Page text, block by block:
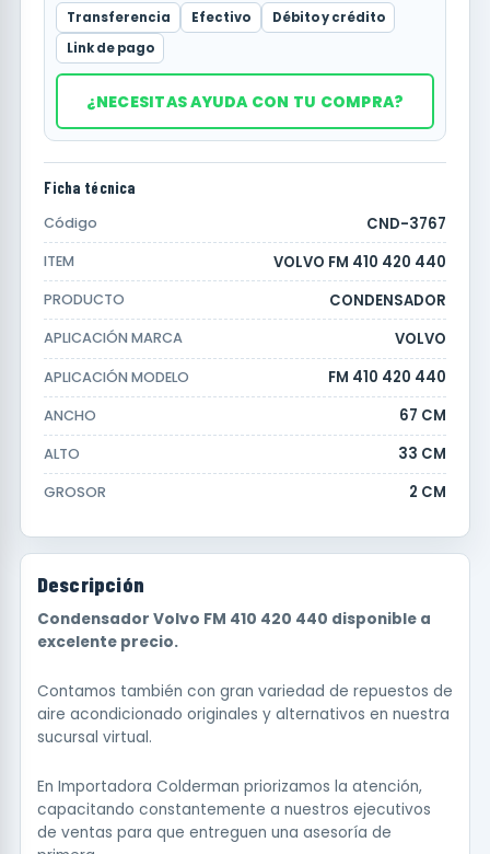
Transferencia Efectivo
Débito y crédito
Link de pago
¿NECESITAS AYUDA CON TU COMPRA?
Ficha técnica
Código CND-3767
ITEM VOLVO FM 410 420 440
PRODUCTO CONDENSADOR
APLICACIÓN MARCA VOLVO
APLICACIÓN MODELO FM 410 420 440
ANCHO 67 CM
ALTO 33 CM
GROSOR 2 CM
Descripción
Condensador Volvo FM 410 420 440 disponible a
excelente precio.
Contamos también con gran variedad de repuestos de
aire acondicionado originales y alternativos en nuestra
sucursal virtual.
En Importadora Colderman priorizamos la atención,
capacitando constantemente a nuestros ejecutivos
de ventas para que entreguen una asesoría de